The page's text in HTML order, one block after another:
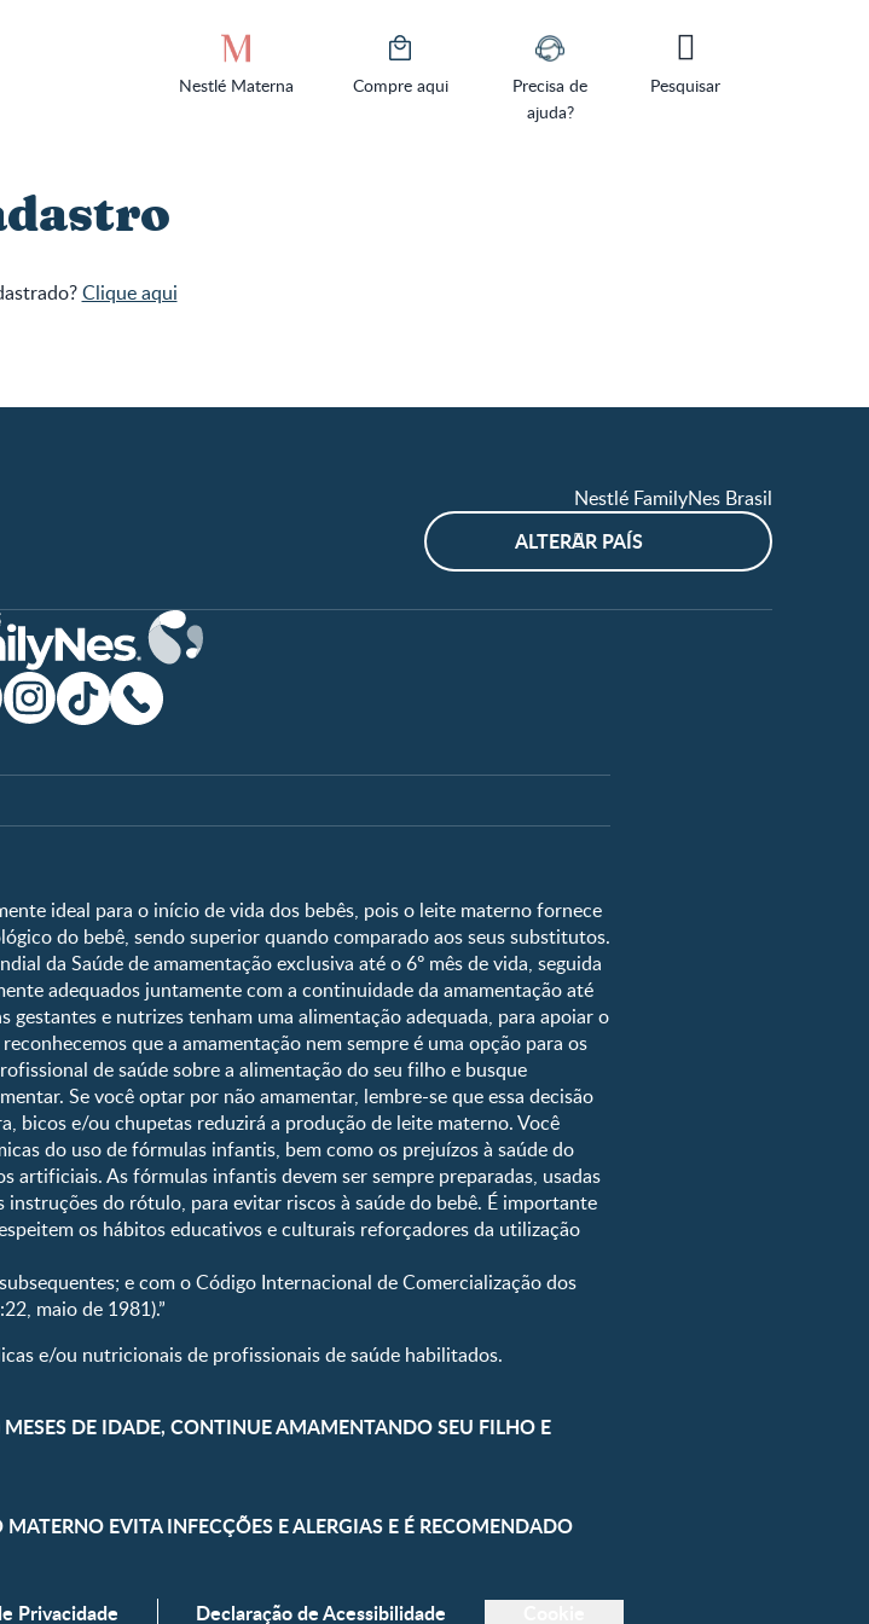
Nestlé Materna Compre aqui
Precisa de
ajuda?
Pesquisar
Clique aqui
Nestlé FamilyNes Brasil
ALTERAR PAÍS
Shopping
e Saúde
Ferramentas
Que dia meu bebê vai nascer?
Guia de Nomes para Bebê
Calendário de semanas de gravidez
Calculadora de cor dos olhos
Curva de crescimento do bebê
Planeta dos Pais
Receitas
ideal para o início de vida dos bebês, pois o leite materno fornece
do bebê, sendo superior quando comparado aos seus substitutos.
da Saúde de amamentação exclusiva até o 6º mês de vida, seguida
adequados juntamente com a continuidade da amamentação até
gestantes e nutrizes tenham uma alimentação adequada, para apoiar o
que a amamentação nem sempre é uma opção para os
de saúde sobre a alimentação do seu filho e busque
Se você optar por não amamentar, lembre-se que essa decisão
bicos e/ou chupetas reduzirá a produção de leite materno. Você
do uso de fórmulas infantis, bem como os prejuízos à saúde do
artificiais. As fórmulas infantis devem ser sempre preparadas, usadas
instruções do rótulo, para evitar riscos à saúde do bebê. É importante
os hábitos educativos e culturais reforçadores da utilização
e com o Código Internacional de Comercialização dos
maio de 1981).”
e/ou nutricionais de profissionais de saúde habilitados.
DE IDADE, CONTINUE AMAMENTANDO SEU FILHO E
EVITA INFECÇÕES E ALERGIAS E É RECOMENDADO
Privacidade Declaração de Acessibilidade